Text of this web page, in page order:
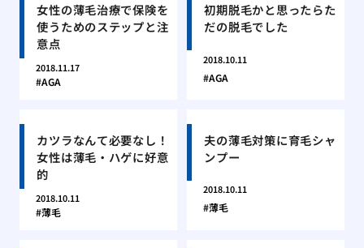
女性の薄毛治療で保険を
使うためのステップと注
意点
2018.11.17
AGA
初期脱毛かと思ったらた
だの脱毛でした
2018.10.11
AGA
カツラなんて必要なし！
女性は薄毛・ハゲに好意
的
2018.10.11
薄毛
夫の薄毛対策に育毛シャ
ンプー
2018.10.11
薄毛